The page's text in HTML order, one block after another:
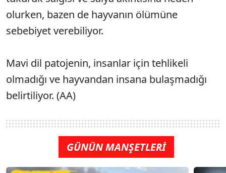
olurken, bazen de hayvanın ölümüne
sebebiyet verebiliyor.
Mavi dil patojenin, insanlar için tehlikeli
olmadığı ve hayvandan insana bulaşmadığı
belirtiliyor. (AA)
GÜNÜN MANŞETLERİ